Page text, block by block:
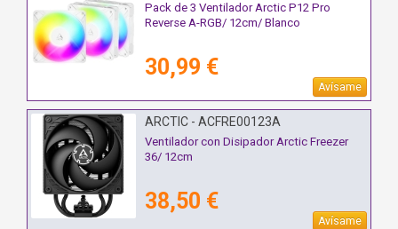
Pack de 3 Ventilador Arctic P12 Pro
Reverse A-RGB/ 12cm/ Blanco
30,99 €
Avísame
ARCTIC - ACFRE00123A
Ventilador con Disipador Arctic Freezer
36/ 12cm
38,50 €
Avísame